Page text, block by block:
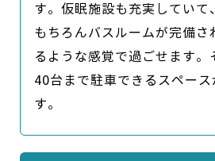
す。仮眠施設も充実していて
もちろんバスルームが完備さ
るような感覚で過ごせます。
40台まで駐車できるスペー
す。